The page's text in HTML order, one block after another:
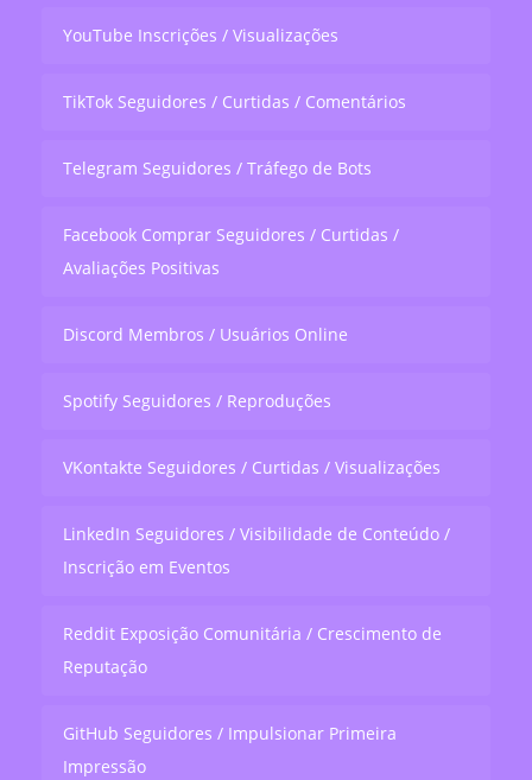
YouTube Inscrições / Visualizações
TikTok Seguidores / Curtidas / Comentários
Telegram Seguidores / Tráfego de Bots
Facebook Comprar Seguidores / Curtidas /
Avaliações Positivas
Discord Membros / Usuários Online
Spotify Seguidores / Reproduções
VKontakte Seguidores / Curtidas / Visualizações
LinkedIn Seguidores / Visibilidade de Conteúdo /
Inscrição em Eventos
Reddit Exposição Comunitária / Crescimento de
Reputação
GitHub Seguidores / Impulsionar Primeira
Impressão